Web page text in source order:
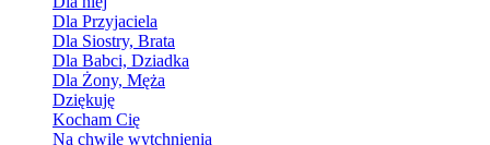
Dla Przyjaciela
Dla Siostry, Brata
Dla Babci, Dziadka
Dla Żony, Męża
Dziękuję
Kocham Cię
Na chwile wytchnienia